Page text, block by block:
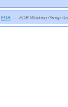
EDB. --- EDB Working Group